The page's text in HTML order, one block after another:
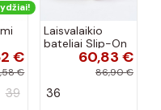
€
€
39
Laisvalaikio
bateliai Slip-On
Big Star
RR274721 smėlio
60,83 €
86,90 €
36